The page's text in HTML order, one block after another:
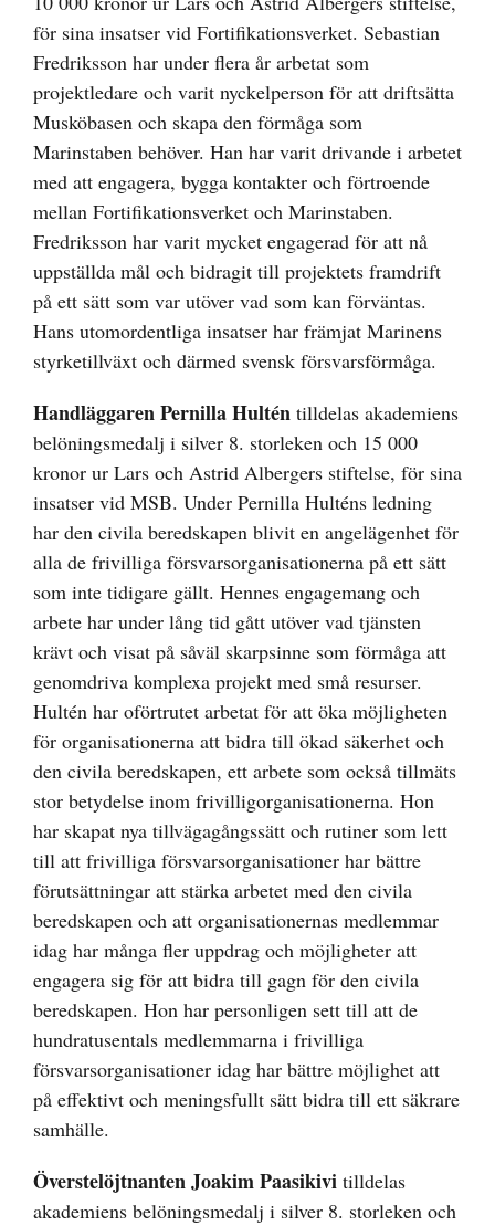
för sina insatser vid Fortifikationsverket. Sebastian
Fredriksson har under flera år arbetat som
projektledare och varit nyckelperson för att driftsätta
Musköbasen och skapa den förmåga som
Marinstaben behöver. Han har varit drivande i arbetet
med att engagera, bygga kontakter och förtroende
mellan Fortifikationsverket och Marinstaben.
Fredriksson har varit mycket engagerad för att nå
uppställda mål och bidragit till projektets framdrift
på ett sätt som var utöver vad som kan förväntas.
Hans utomordentliga insatser har främjat Marinens
styrketillväxt och därmed svensk försvarsförmåga.
HandläggarenPernilla Hultén tilldelas akademiens
belöningsmedalj i silver 8. storleken och 15 000
kronor ur Lars och Astrid Albergers stiftelse, för sina
insatser vid MSB. Under Pernilla Hulténs ledning
har den civila beredskapen blivit en angelägenhet för
alla de frivilliga försvarsorganisationerna på ett sätt
som inte tidigare gällt. Hennes engagemang och
arbete har under lång tid gått utöver vad tjänsten
krävt och visat på såväl skarpsinne som förmåga att
genomdriva komplexa projekt med små resurser.
Hultén har oförtrutet arbetat för att öka möjligheten
för organisationerna att bidra till ökad säkerhet och
den civila beredskapen, ett arbete som också tillmäts
stor betydelse inom frivilligorganisationerna. Hon
har skapat nya tillvägagångssätt och rutiner som lett
till att frivilliga försvarsorganisationer har bättre
förutsättningar att stärka arbetet med den civila
beredskapen och att organisationernas medlemmar
idag har många fler uppdrag och möjligheter att
engagera sig för att bidra till gagn för den civila
beredskapen. Hon har personligen sett till att de
hundratusentals medlemmarna i frivilliga
försvarsorganisationer idag har bättre möjlighet att
på effektivt och meningsfullt sätt bidra till ett säkrare
samhälle.
Överstelöjtnanten Joakim Paasikivi tilldelas
akademiens belöningsmedalj i silver 8. storleken och